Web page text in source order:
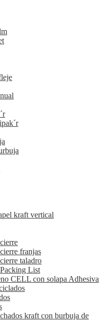
kraft vertical
franjas
taladro
List
CELL con solapa Adhesiva
kraft con burbuja de